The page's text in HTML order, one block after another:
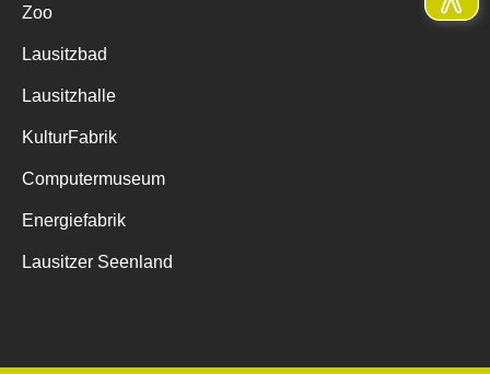
Zoo
Lausitzbad
Lausitzhalle
KulturFabrik
Computermuseum
Energiefabrik
Lausitzer Seenland